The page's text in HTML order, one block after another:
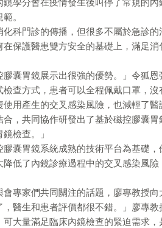
學分會在疫情發生後叫停了常規的
。
化科門診的傳播，但很多不屬於急診
保護醫患雙方安全的基礎上，滿足
膠囊胃鏡展示出很強的優勢。」令狐
查方式，患者可以全程佩戴口罩，
用產生的交叉感染風險，也減輕了
，共同協作研發出了基於磁控膠囊
檢查。」
囊胃鏡系統成熟的技術平台為基礎
低了內鏡診療過程中的交叉感染風險
專家們共同關注的話題，廖專教授
醫生和患者評價都很不錯。」廖專
大量滿足臨床內鏡檢查的緊迫需求